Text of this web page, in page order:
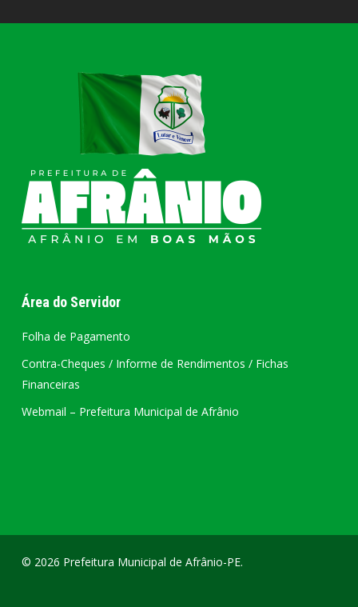
Área do Servidor
Folha de Pagamento
Contra-Cheques / Informe de Rendimentos / Fichas
Financeiras
Webmail – Prefeitura Municipal de Afrânio
© 2026 Prefeitura Municipal de Afrânio-PE.